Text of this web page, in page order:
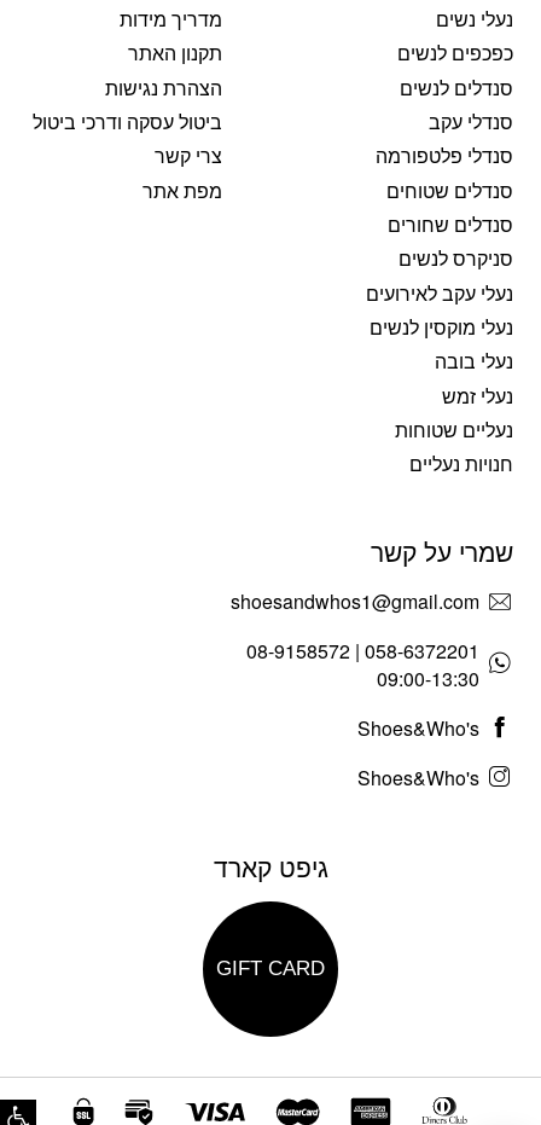
נעלי נשים
כפכפים לנשים
סנדלים לנשים
סנדלי עקב
סנדלי פלטפורמה
סנדלים שטוחים
סנדלים שחורים
סניקרס לנשים
נעלי עקב לאירועים
נעלי מוקסין לנשים
נעלי בובה
נעלי זמש
נעליים שטוחות
חנויות נעליים
מדריך מידות
תקנון האתר
הצהרת נגישות
ביטול עסקה ודרכי ביטול
צרי קשר
מפת אתר
שמרי על קשר
shoesandwhos1@gmail.com
058-6372201 | 08-9158572
09:00-13:30
Shoes&Who's
Shoes&Who's
גיפט קארד
GIFT CARD